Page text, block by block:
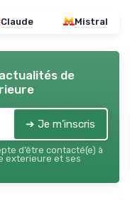
Claude Mistral
de
➔ Je m'inscris
d’être contacté(e) à
exterieure et ses